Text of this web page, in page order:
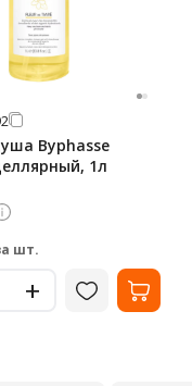
Byphasse
1л
шт.
+